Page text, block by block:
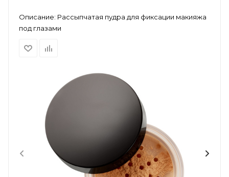
Описание: Рассыпчатая пудра для фиксации макияжа
под глазами